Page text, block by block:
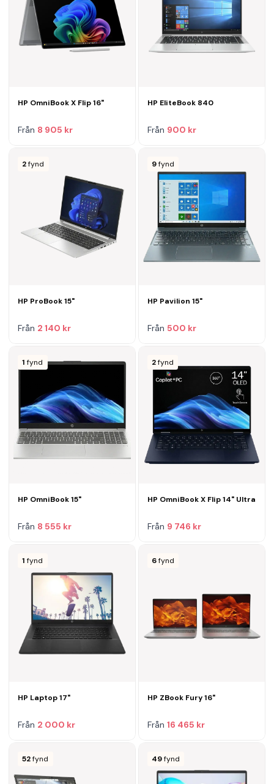
HP OmniBook X Flip 16"
Från 8 905 kr
HP EliteBook 840
Från 900 kr
2 fynd
HP ProBook 15"
Från 2 140 kr
9 fynd
HP Pavilion 15"
Från 500 kr
1 fynd
HP OmniBook 15"
Från 8 555 kr
2 fynd
HP OmniBook X Flip 14" Ultra
Från 9 746 kr
1 fynd
HP Laptop 17"
Från 2 000 kr
6 fynd
HP ZBook Fury 16"
Från 16 465 kr
52 fynd 49 fynd